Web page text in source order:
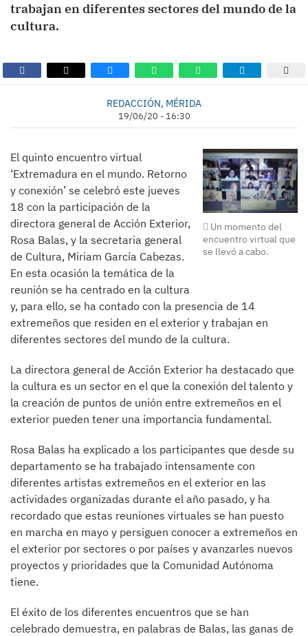
trabajan en diferentes sectores del mundo de la
cultura.
REDACCIÓN, MÉRIDA
19/06/20 - 16:30
Un momento del
encuentro virtual que
se llevó a cabo.
El quinto encuentro virtual
‘Extremadura en el mundo. Retorno
y conexión’ se celebró este jueves
18 con la participación de la
directora general de Acción Exterior,
Rosa Balas, y la secretaria general
de Cultura, Miriam García Cabezas.
En esta ocasión la temática de la
reunión se ha centrado en la cultura
y, para ello, se ha contado con la presencia de 14
extremeños que residen en el exterior y trabajan en
diferentes sectores del mundo de la cultura.
La directora general de Acción Exterior ha destacado que
la cultura es un sector en el que la conexión del talento y
la creación de puntos de unión entre extremeños en el
exterior pueden tener una importancia fundamental.
Rosa Balas ha explicado a los participantes que desde su
departamento se ha trabajado intensamente con
diferentes artistas extremeños en el exterior en las
actividades organizadas durante el año pasado, y ha
recordado que estas reuniones virtuales se han puesto
en marcha en mayo y persiguen conocer a extremeños en
el exterior por sectores o por países y avanzarles nuevos
proyectos y prioridades que la Comunidad Autónoma
tiene.
El éxito de los diferentes encuentros que se han
celebrado demuestra, en palabras de Balas, las ganas de